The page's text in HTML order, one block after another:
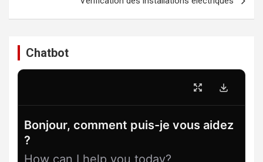
Chatbot
Bonjour, comment puis-je vous aidez
?
How can I help you today?